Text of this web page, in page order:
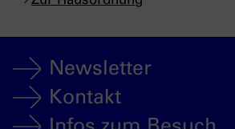
Newsletter
Kontakt